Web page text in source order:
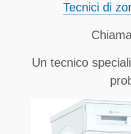
Tecnici di
Un tecnico